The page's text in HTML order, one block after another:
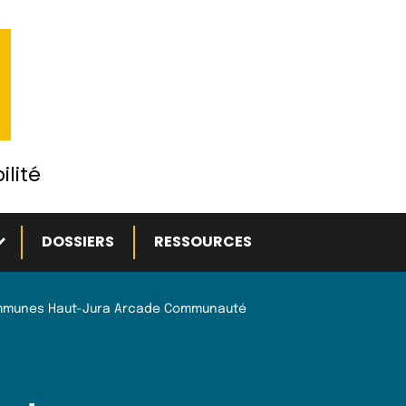
menu
DOSSIERS RESSOURCES
Haut-Jura Arcade Communauté